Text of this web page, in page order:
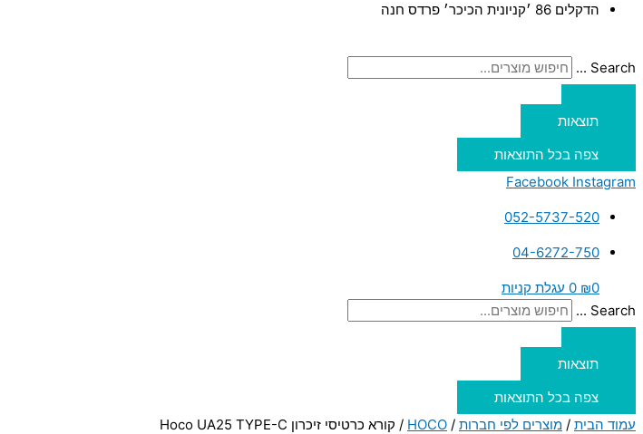
הדקלים 86 ׳קניונית הכיכר׳ פרדס חנה
Search ...
תוצאות
צפה בכל התוצאות
Facebook Instagram
052-5737-520
04-6272-750
₪0
0 עגלת קניות
Search ...
תוצאות
צפה בכל התוצאות
עמוד הבית / מוצרים לפי חברות /
HOCO / קורא כרטיסי זיכרון Hoco UA25 TYPE-C